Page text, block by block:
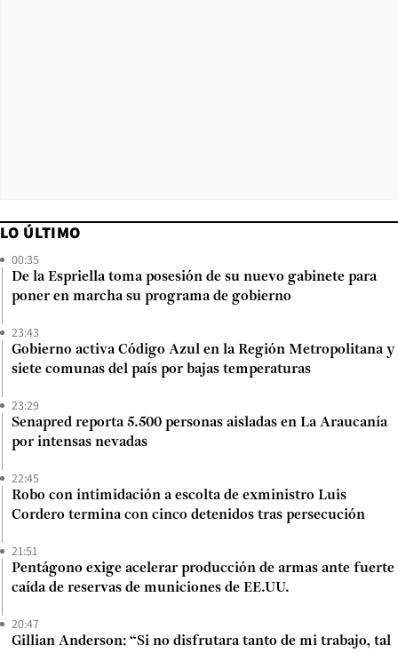
LO ÚLTIMO
00:35
De la Espriella toma posesión de su nuevo gabinete para
poner en marcha su programa de gobierno
23:43
Gobierno activa Código Azul en la Región Metropolitana y
siete comunas del país por bajas temperaturas
23:29
Senapred reporta 5.500 personas aisladas en La Araucanía
por intensas nevadas
22:45
Robo con intimidación a escolta de exministro Luis
Cordero termina con cinco detenidos tras persecución
21:51
Pentágono exige acelerar producción de armas ante fuerte
caída de reservas de municiones de EE.UU.
20:47
Gillian Anderson: “Si no disfrutara tanto de mi trabajo, tal